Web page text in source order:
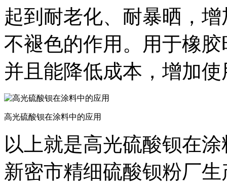
起到耐老化、耐暴晒，
不褪色的作用。用于橡
并且能降低成本，增加
高光硫酸钡在涂料中的应用
以上就是高光硫酸钡在
新密市精细硫酸钡粉厂